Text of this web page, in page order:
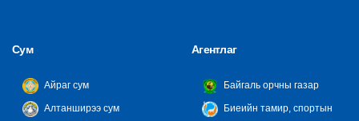
Сум
Айраг сум
Алтанширээ сум
Агентлаг
Байгаль орчны газар
Биеийн тамир, спортын